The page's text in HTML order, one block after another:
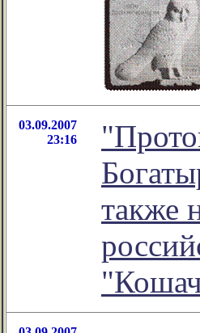
03.09.2007
23:16
также